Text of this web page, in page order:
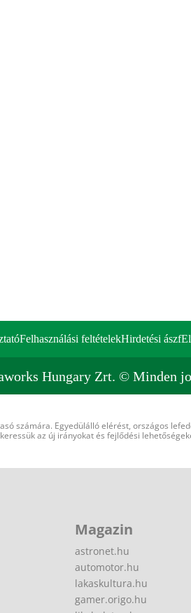
Felhasználási feltételekHirdetési ászf
Hungary Zrt. © Minden
számára. Egyedülálló elérést, országos
az új irányokat és fejlődési
Magazin
astronet.hu
automotor.hu
lakaskultura.hu
gamer.origo.hu